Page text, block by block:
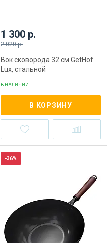
1 300 р.
2 020 р.
Вок сковорода 32 см GetHof
Lux, стальной
В НАЛИЧИИ
В КОРЗИНУ
-36%